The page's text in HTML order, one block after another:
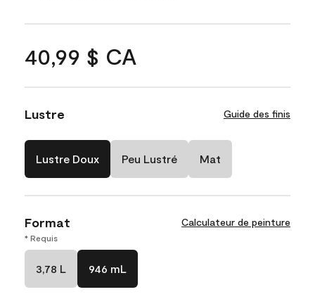
40,99 $ CA
Lustre Guide des finis
Lustre Doux Peu Lustré Mat
Format Calculateur de peinture
* Requis
3,78 L 946 mL